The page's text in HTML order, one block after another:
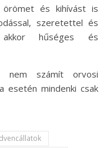
és kihívást is
szeretettel és
hűséges és
nem számít orvosi
esetén mindenki csak